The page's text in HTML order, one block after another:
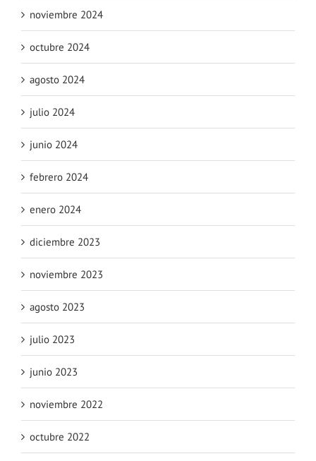
noviembre 2024
octubre 2024
agosto 2024
julio 2024
junio 2024
febrero 2024
enero 2024
diciembre 2023
noviembre 2023
agosto 2023
julio 2023
junio 2023
noviembre 2022
octubre 2022